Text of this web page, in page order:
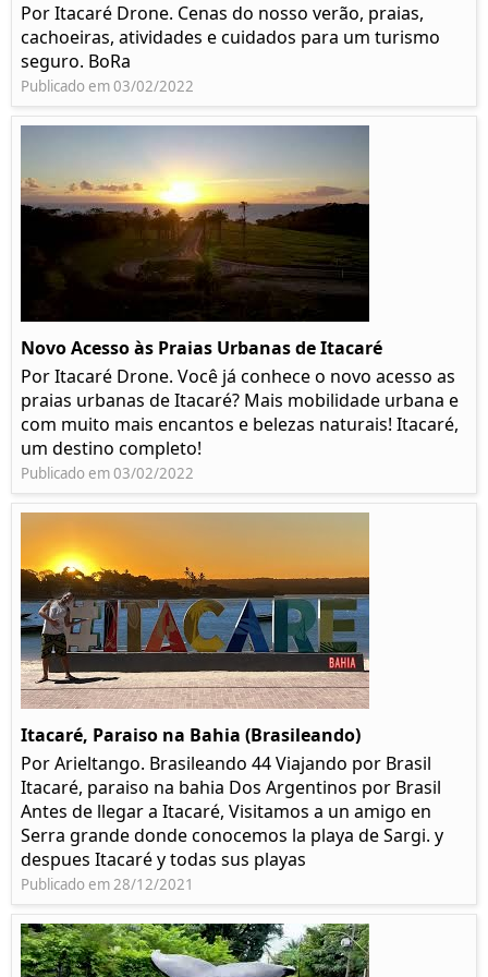
Por Itacaré Drone. Cenas do nosso verão, praias,
cachoeiras, atividades e cuidados para um turismo
seguro. BoRa
Publicado em 03/02/2022
Novo Acesso às Praias Urbanas de Itacaré
Por Itacaré Drone. Você já conhece o novo acesso as
praias urbanas de Itacaré? Mais mobilidade urbana e
com muito mais encantos e belezas naturais! Itacaré,
um destino completo!
Publicado em 03/02/2022
Itacaré, Paraiso na Bahia (Brasileando)
Por Arieltango. Brasileando 44 Viajando por Brasil
Itacaré, paraiso na bahia Dos Argentinos por Brasil
Antes de llegar a Itacaré, Visitamos a un amigo en
Serra grande donde conocemos la playa de Sargi. y
despues Itacaré y todas sus playas
Publicado em 28/12/2021